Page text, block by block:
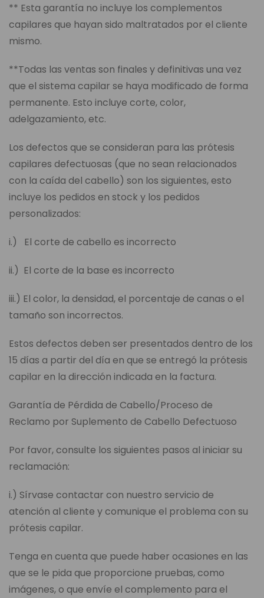
** Esta garantía no incluye los complementos
capilares que hayan sido maltratados por el cliente
mismo.
**Todas las ventas son finales y definitivas una vez
que el sistema capilar se haya modificado de forma
permanente. Esto incluye corte, color,
adelgazamiento, etc.
Los defectos que se consideran para las prótesis
capilares defectuosas (que no sean relacionados
con la caída del cabello) son los siguientes, esto
incluye los pedidos en stock y los pedidos
personalizados:
i.) El corte de cabello es incorrecto
ii.) El corte de la base es incorrecto
iii.) El color, la densidad, el porcentaje de canas o el
tamaño son incorrectos.
Estos defectos deben ser presentados dentro de los
15 días a partir del día en que se entregó la prótesis
capilar en la dirección indicada en la factura.
Garantía de Pérdida de Cabello/Proceso de
Reclamo por Suplemento de Cabello Defectuoso
Por favor, consulte los siguientes pasos al iniciar su
reclamación:
i.) Sírvase contactar con nuestro servicio de
atención al cliente y comunique el problema con su
prótesis capilar.
Tenga en cuenta que puede haber ocasiones en las
que se le pida que proporcione pruebas, como
imágenes, o que envíe el complemento para el